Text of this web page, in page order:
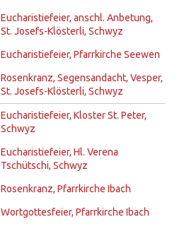
Eucharistiefeier, anschl. Anbetung,
St. Josefs-Klösterli, Schwyz
Eucharistiefeier, Pfarrkirche Seewen
Rosenkranz, Segensandacht, Vesper,
St. Josefs-Klösterli, Schwyz
Eucharistiefeier, Kloster St. Peter,
Schwyz
Eucharistiefeier, Hl. Verena
Tschütschi, Schwyz
Rosenkranz, Pfarrkirche Ibach
Wortgottesfeier, Pfarrkirche Ibach